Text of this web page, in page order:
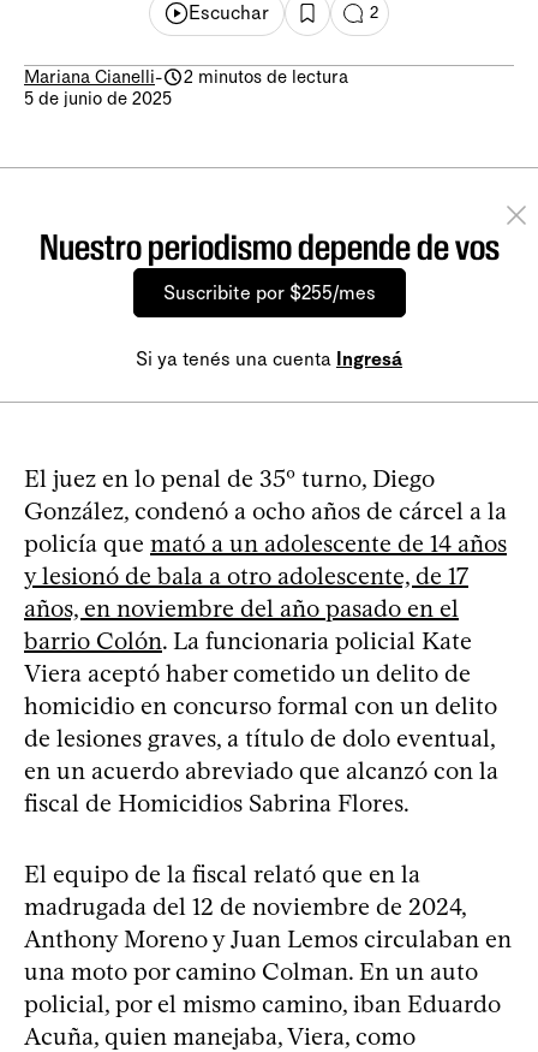
Escuchar 2
Mariana Cianelli-
2 minutos de lectura
5 de junio de 2025
Nuestro periodismo depende de vos
Suscribite por $255/mes
Si ya tenés una cuenta Ingresá
El juez en lo penal de 35º turno, Diego
González, condenó a ocho años de cárcel a la
policía que mató a un adolescente de 14 años
y lesionó de bala a otro adolescente, de 17
años, en noviembre del año pasado en el
barrio Colón. La funcionaria policial Kate
Viera aceptó haber cometido un delito de
homicidio en concurso formal con un delito
de lesiones graves, a título de dolo eventual,
en un acuerdo abreviado que alcanzó con la
fiscal de Homicidios Sabrina Flores.
El equipo de la fiscal relató que en la
madrugada del 12 de noviembre de 2024,
Anthony Moreno y Juan Lemos circulaban en
una moto por camino Colman. En un auto
policial, por el mismo camino, iban Eduardo
Acuña, quien manejaba, Viera, como